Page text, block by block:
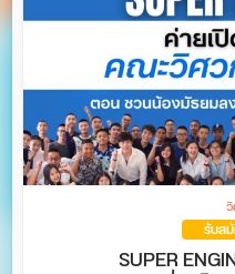
รับส
SUPER